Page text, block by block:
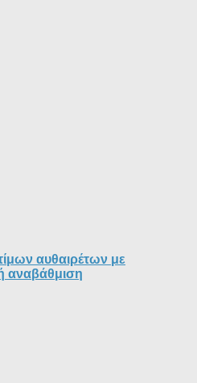
αυθαιρέτων με
αναβάθμιση